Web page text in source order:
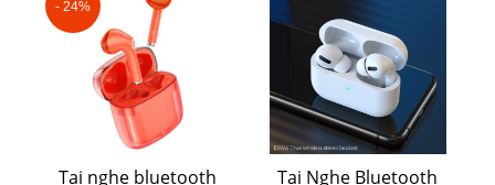
- 24%
Tai nghe bluetooth
Tai Nghe Bluetooth